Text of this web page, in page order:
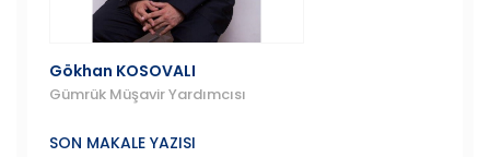
Gökhan KOSOVALI
Gümrük Müşavir Yardımcısı
SON MAKALE YAZISI